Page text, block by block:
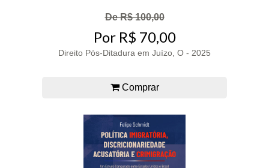
De R$ 100,00
Por R$ 70,00
Direito Pós-Ditadura em Juízo, O - 2025
Comprar